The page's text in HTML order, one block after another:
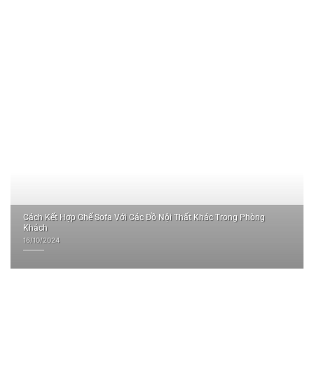
Cách Kết Hợp Ghế Sofa Với Các Đồ Nội Thất Khác Trong Phòng
Khách
16/10/2024